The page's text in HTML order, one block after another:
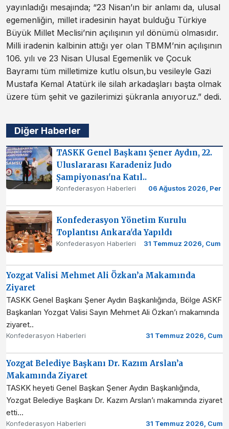
yayınladığı mesajında; “23 Nisan’ın bir anlamı da, ulusal
egemenliğin, millet iradesinin hayat bulduğu Türkiye
Büyük Millet Meclisi’nin açılışının yıl dönümü olmasıdır.
Milli iradenin kalbinin attığı yer olan TBMM’nin açılışının
106. yılı ve 23 Nisan Ulusal Egemenlik ve Çocuk
Bayramı tüm milletimize kutlu olsun,bu vesileyle Gazi
Mustafa Kemal Atatürk ile silah arkadaşları başta olmak
üzere tüm şehit ve gazilerimizi şükranla anıyoruz.” dedi.
Diğer Haberler
TASKK Genel Başkanı Şener Aydın, 22.
Uluslararası Karadeniz Judo
Şampiyonası'na Katıl..
Konfederasyon Haberleri 06 Ağustos 2026, Per
Konfederasyon Yönetim Kurulu
Toplantısı Ankara'da Yapıldı
Konfederasyon Haberleri 31 Temmuz 2026, Cum
Yozgat Valisi Mehmet Ali Özkan’a Makamında
Ziyaret
TASKK Genel Başkanı Şener Aydın Başkanlığında, Bölge ASKF
Başkanları Yozgat Valisi Sayın Mehmet Ali Özkan’ı makamında
ziyaret..
Konfederasyon Haberleri 31 Temmuz 2026, Cum
Yozgat Belediye Başkanı Dr. Kazım Arslan’a
Makamında Ziyaret
TASKK heyeti Genel Başkan Şener Aydın Başkanlığında,
Yozgat Belediye Başkanı Dr. Kazım Arslan’ı makamında ziyaret
etti...
Konfederasyon Haberleri 31 Temmuz 2026, Cum